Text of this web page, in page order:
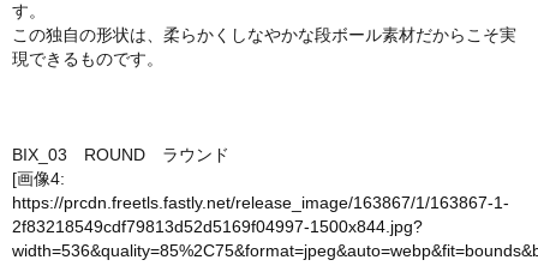
す。
この独自の形状は、柔らかくしなやかな段ボール素材だからこそ実
現できるものです。
BIX_03 ROUND ラウンド
[画像4:
https://prcdn.freetls.fastly.net/release_image/163867/1/163867-1-
2f83218549cdf79813d52d5169f04997-1500x844.jpg?